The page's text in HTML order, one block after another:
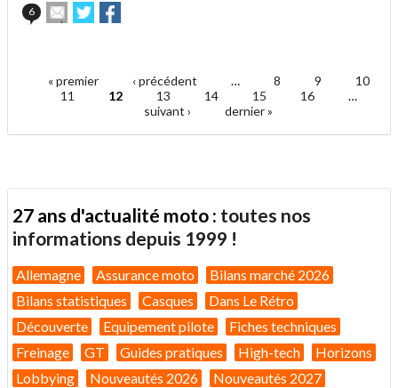
6
Envoyer
cet
ami
Partager
sur sur
Pages« premier ‹ précédent … 8 9
10
11
12 13 14 15 16
…
suivant ›
dernier »
27 ans d'actualité moto : toutes nos
informations depuis 1999 !
Allemagne Assurance moto
Bilans marché 2026
Bilans statistiques
Casques
Dans Le Rétro
Découverte
Equipement pilote
Fiches techniques
Freinage
GT Guides pratiques High-tech
Horizons
Lobbying
Nouveautés 2026 Nouveautés 2027